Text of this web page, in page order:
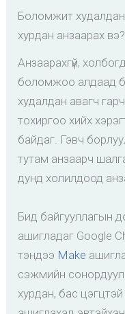
Боломжит
хурдан анзаарах вэ?
Анзаарахгүй,
боломжоо алдаад
худалдан авагч
тохиргоо хийх
байдаг. Гэвч
тутам анзаарч
дунд холилдоод
Бид байгууллагын
ашигладаг Google
тэндээ Make
сэжмийн
хурдан, бас